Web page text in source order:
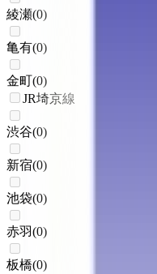
綾瀬(0)
亀有(0)
金町(0)
JR埼京線
渋谷(0)
新宿(0)
池袋(0)
赤羽(0)
板橋(0)